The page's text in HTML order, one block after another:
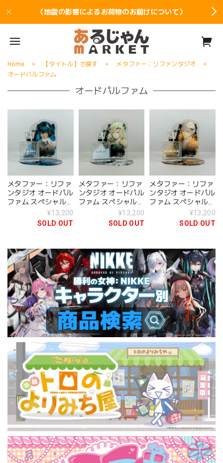
〈地震の影響によるお荷物のお届けについて〉
Home 【タイトル】で探す
メタファー：リファンタジオ
オードパルファム
オードパルファム
メタファー：リファ
ンタジオ オードパル
ファム スペシャルセ
¥13,200
SOLD OUT
メタファー：リファ
ンタジオ オードパル
ファム スペシャルセ
¥13,200
SOLD OUT
メタファー：リファ
ンタジオ オードパル
ファム スペシャルセ
ット ストロール¥13,200
SOLD OUT